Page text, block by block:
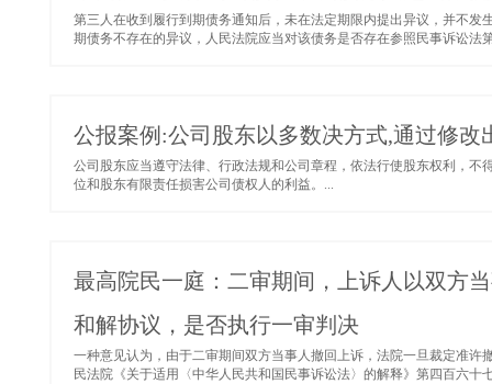
第三人在收到履行​到期债务通知后，未在法定期限内提出异议，并不
期债务不存在的异议，人民法院应当对该债务是否存在参照民事诉讼法
公报案例:公司股东以多数决方式,通过修
公司股东应当遵守法律、行政法规和公司章程，依法行使股东权利，
位和股东有限责任损害公司债权人的利益。...
最高院民一庭：二审期间，上诉人以双方
和解协议，是否执行一审判决
一种意见认为，由于二审期间双方当事人撤回上诉，法院一旦裁定准
民法院《关于适用〈中华人民共和国民事诉讼法〉的解释》第四百六